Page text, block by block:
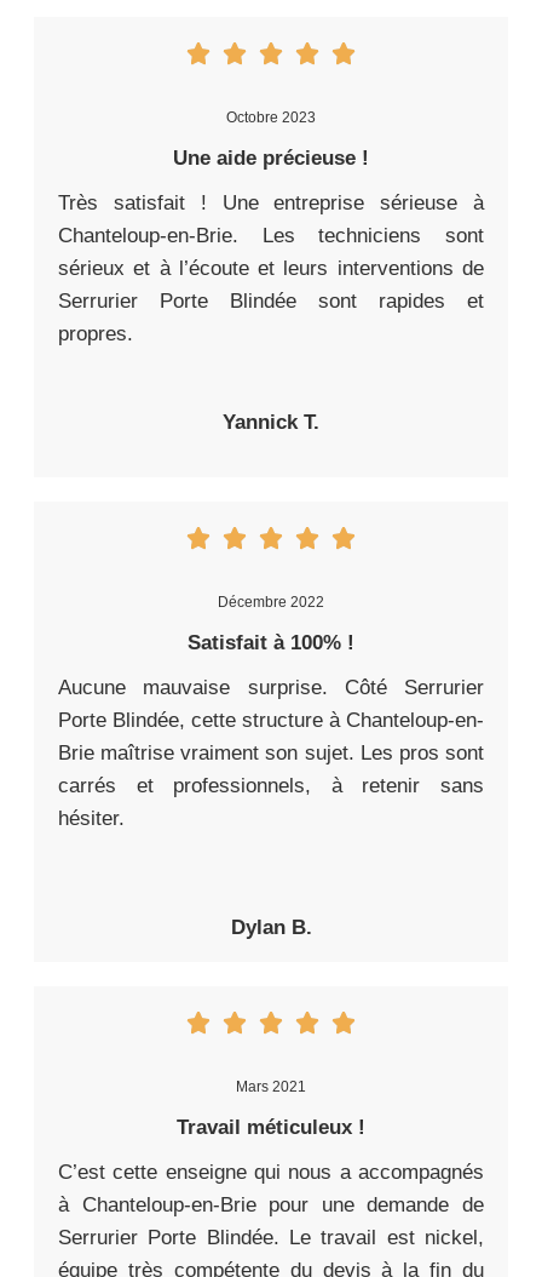
Octobre 2023
Une aide précieuse !
Très satisfait ! Une entreprise sérieuse à
Chanteloup-en-Brie. Les techniciens sont
sérieux et à l’écoute et leurs interventions de
Serrurier Porte Blindée sont rapides et
propres.
Yannick T.
Décembre 2022
Satisfait à 100% !
Aucune mauvaise surprise. Côté Serrurier
Porte Blindée, cette structure à Chanteloup-en-
Brie maîtrise vraiment son sujet. Les pros sont
carrés et professionnels, à retenir sans
hésiter.
Dylan B.
Mars 2021
Travail méticuleux !
C’est cette enseigne qui nous a accompagnés
à Chanteloup-en-Brie pour une demande de
Serrurier Porte Blindée. Le travail est nickel,
équipe très compétente du devis à la fin du